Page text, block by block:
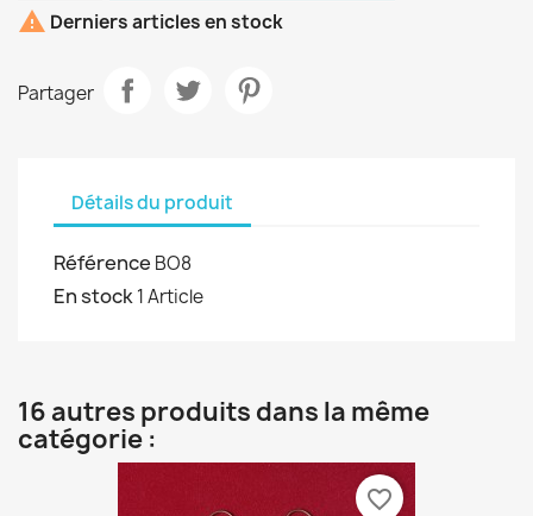
 Derniers articles en stock
Partager
Détails du produit
Référence BO8
En stock1 Article
16 autres produits dans la même
catégorie :
favorite_border